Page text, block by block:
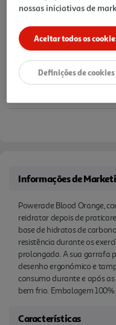
Informações de
Powerade Blood Orange,
reidratar depois de
base de hidratos de
resistência durante os
prolongada. A sua garrafa
desenho ergonómico e
consumo durante e após
bem frio. Embalagem 100%
Características
nossas iniciativas de
Aceitar todos os
Definições de cookies